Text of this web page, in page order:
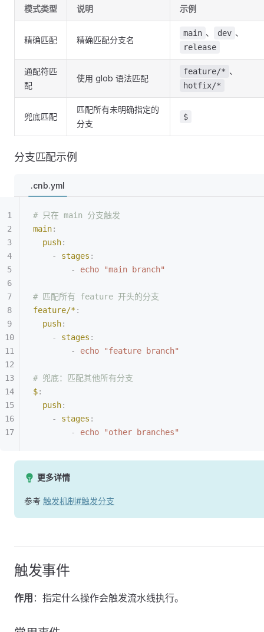
模式类型 说明 示例
精确匹配 精确匹配分支名
main 、 dev 、
release
通配符匹
配
使用 glob 语法匹配
feature/* 、
hotfix/*
兜底匹配
匹配所有未明确指定的
分支
$
分支匹配示例
.cnb.yml
# 只在 main 分支触发
main:
  push
:
    -
stages :
        -
echo "main branch"
# 匹配所有 feature 开头的分支
feature/* :
  push
:
    -
stages :
        -
echo "feature branch"
# 兜底：匹配其他所有分支
$:
  push
:
    -
stages :
        -
echo "other branches"
更多详情
参考 触发机制#触发分支
触发事件
作用 ：指定什么操作会触发流水线执行。